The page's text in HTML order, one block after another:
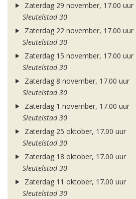
Zaterdag 29 november, 17.00 uur
Sleutelstad 30
Zaterdag 22 november, 17.00 uur
Sleutelstad 30
Zaterdag 15 november, 17.00 uur
Sleutelstad 30
Zaterdag 8 november, 17.00 uur
Sleutelstad 30
Zaterdag 1 november, 17.00 uur
Sleutelstad 30
Zaterdag 25 oktober, 17.00 uur
Sleutelstad 30
Zaterdag 18 oktober, 17.00 uur
Sleutelstad 30
Zaterdag 11 oktober, 17.00 uur
Sleutelstad 30